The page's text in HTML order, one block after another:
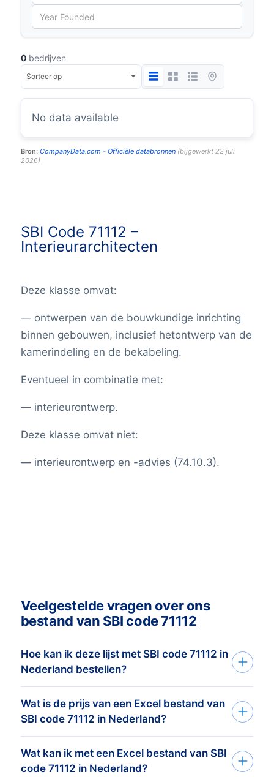
0 bedrijven
No data available
Bron: CompanyData.com - Officiële databronnen(bijgewerkt 22 juli
2026)
SBI Code 71112 –
Interieurarchitecten
Deze klasse omvat:
— ontwerpen van de bouwkundige inrichting
binnen gebouwen, inclusief hetontwerp van de
kamerindeling en de bekabeling.
Eventueel in combinatie met:
— interieurontwerp.
Deze klasse omvat niet:
— interieurontwerp en -advies (74.10.3).
Veelgestelde vragen over ons
bestand van SBI code 71112
Hoe kan ik deze lijst met SBI code 71112 in
Nederland bestellen?
Je vertelt ons je doelgroep via het
aanvraagformulier of telefoon. Op basis
van deze informatie maken wij
hetadressenbestand dat perfect
Wat is de prijs van een Excel bestand van
SBI code 71112 in Nederland?
De prijs is afhankelijk van het aantal
adressen en de adresgegevens die u
Wat kan ik met een Excel bestand van SBI
code 71112 in Nederland?